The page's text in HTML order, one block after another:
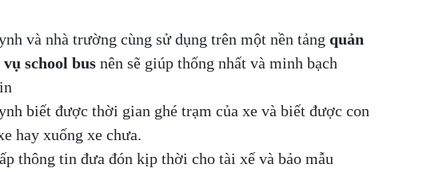
và nhà trường cùng sử dụng trên một nền tảng quản
school bus nên sẽ giúp thống nhất và minh bạch
biết được thời gian ghé trạm của xe và biết được con
hay xuống xe chưa.
thông tin đưa đón kịp thời cho tài xế và bảo mẫu